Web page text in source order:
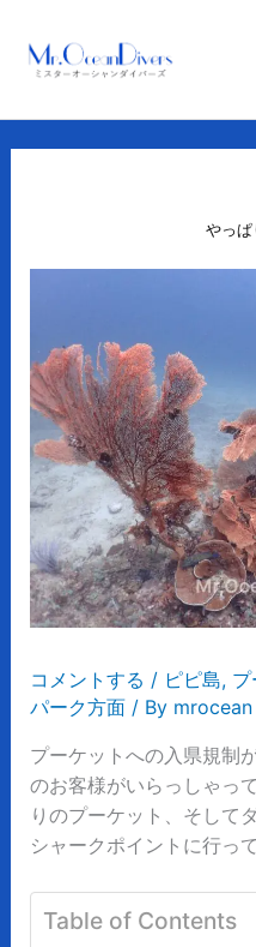
やっ
コメントする / ピピ島,
パーク方面/ By mrocean
プーケットへの入県規制
のお客様がいらっしゃっ
りのプーケット、そして
シャークポイントに行っ
Table of Contents